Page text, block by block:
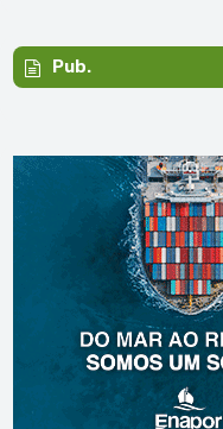
Pub.